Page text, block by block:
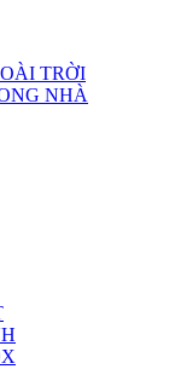
TRỜI
NHÀ